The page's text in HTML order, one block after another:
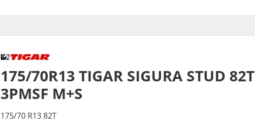
175/70R13 TIGAR SIGURA STUD
3PMSF M+S
175/70 R13 82T